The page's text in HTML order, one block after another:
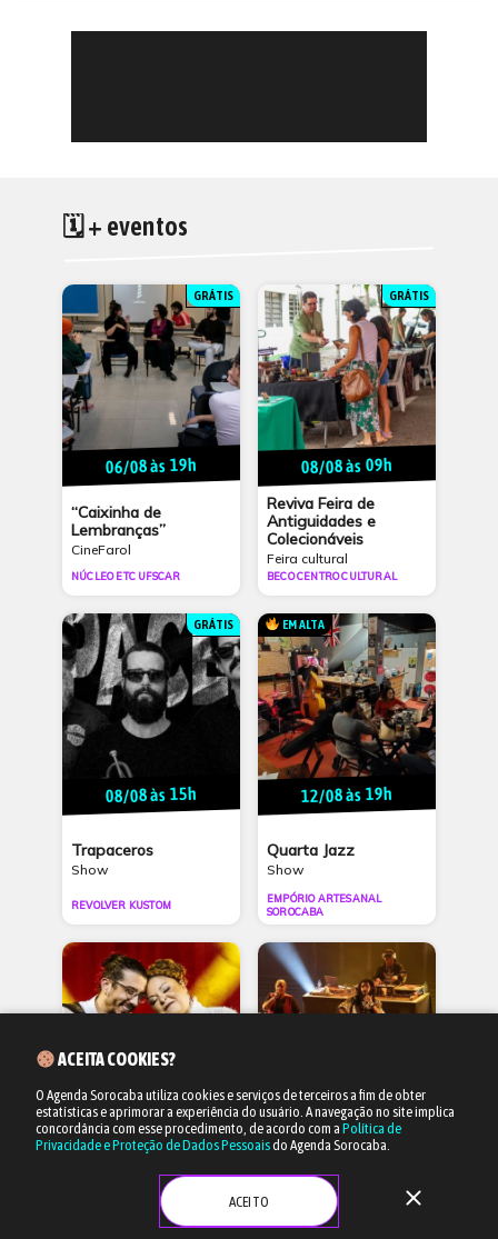
🗓 + eventos
GRÁTIS
06/08 às 19h
“Caixinha de
Lembranças”
CineFarol
NÚCLEO ETC UFSCAR
GRÁTIS
08/08 às 09h
Reviva Feira de
Antiguidades e
Colecionáveis
Feira cultural
BECO CENTRO CULTURAL
GRÁTIS
08/08 às 15h
Trapaceros
Show
REVOLVER KUSTOM
EM ALTA
12/08 às 19h
Quarta Jazz
Show
EMPÓRIO ARTESANAL
SOROCABA
19/09 às 19h
Cleber Silveira
17/10 às 20h
SNJ
Show
ACEITA COOKIES?
O Agenda Sorocaba utiliza cookies e serviços de terceiros a fim de obter
estatísticas e aprimorar a experiência do usuário. A navegação no site implica
concordância com esse procedimento, de acordo com a Política de
Privacidade e Proteção de Dados Pessoaisdo Agenda Sorocaba.
ACEITO close